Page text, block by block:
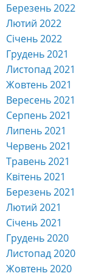
Березень 2022
Лютий 2022
Січень 2022
Грудень 2021
Листопад 2021
Жовтень 2021
Вересень 2021
Серпень 2021
Липень 2021
Червень 2021
Травень 2021
Квітень 2021
Березень 2021
Лютий 2021
Січень 2021
Грудень 2020
Листопад 2020
Жовтень 2020